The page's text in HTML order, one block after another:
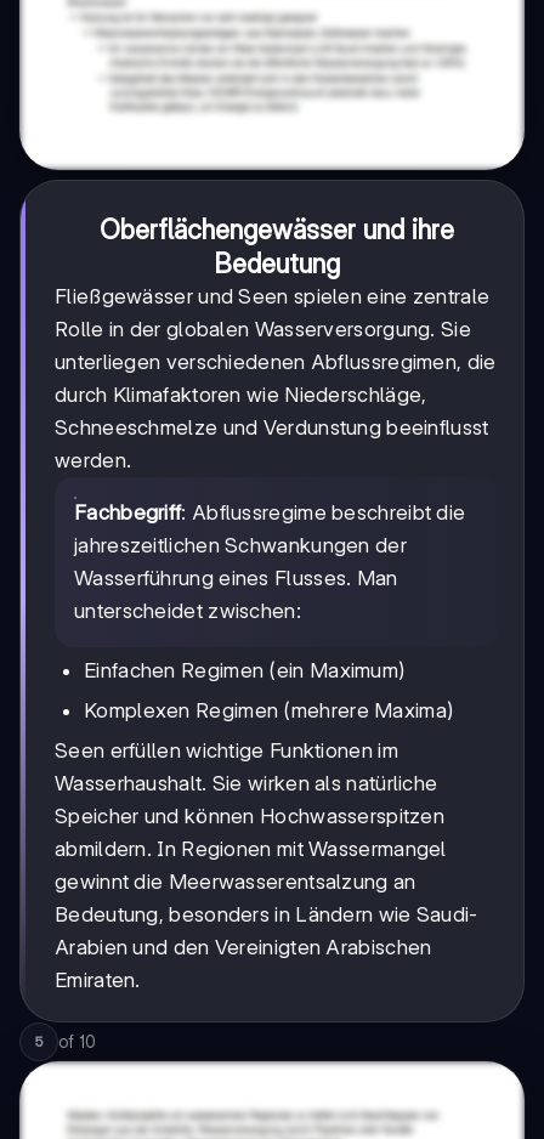
Oberflächengewässer und ihre
Bedeutung
Fließgewässer und Seen spielen eine zentrale
Rolle in der globalen Wasserversorgung. Sie
unterliegen verschiedenen Abflussregimen, die
durch Klimafaktoren wie Niederschläge,
Schneeschmelze und Verdunstung beeinflusst
werden.
Fachbegriff: Abflussregime beschreibt die
jahreszeitlichen Schwankungen der
Wasserführung eines Flusses. Man
unterscheidet zwischen:
Einfachen Regimen (ein Maximum)
Komplexen Regimen (mehrere Maxima)
Seen erfüllen wichtige Funktionen im
Wasserhaushalt. Sie wirken als natürliche
Speicher und können Hochwasserspitzen
abmildern. In Regionen mit Wassermangel
gewinnt die Meerwasserentsalzung an
Bedeutung, besonders in Ländern wie Saudi-
Arabien und den Vereinigten Arabischen
Emiraten.
5 of 10